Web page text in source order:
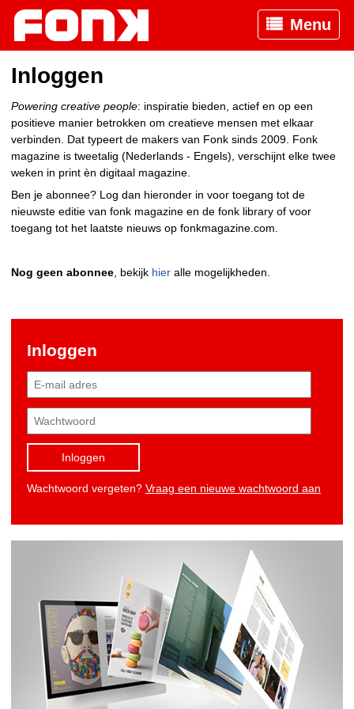
Menu
Inloggen
Powering creative people: inspiratie bieden, actief en op een
positieve manier betrokken om creatieve mensen met elkaar
verbinden. Dat typeert de makers van Fonk sinds 2009. Fonk
magazine is tweetalig (Nederlands - Engels), verschijnt elke twee
weken in print èn digitaal magazine.
Ben je abonnee? Log dan hieronder in voor toegang tot de
nieuwste editie van fonk magazine en de fonk library of voor
toegang tot het laatste nieuws op fonkmagazine.com.
Nog geen abonnee , bekijk hier alle mogelijkheden.
Inloggen
Inloggen
Wachtwoord vergeten? Vraag een nieuwe wachtwoord aan